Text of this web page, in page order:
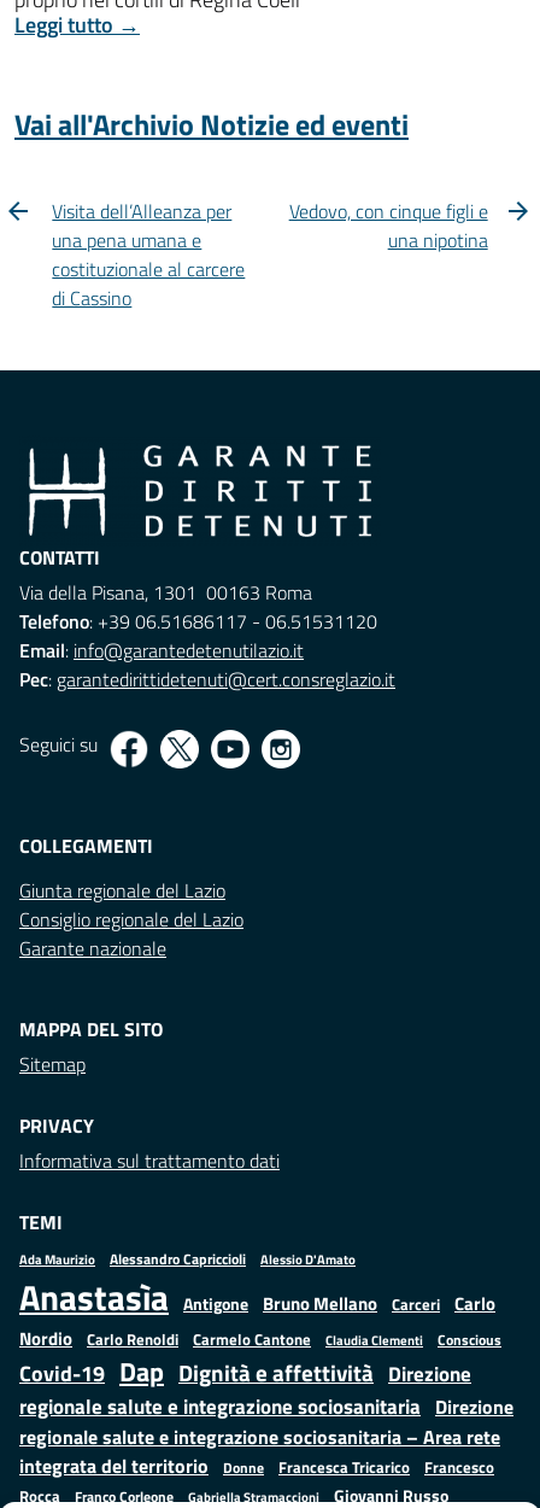
Leggi tutto →
Vai all'Archivio Notizie ed eventi
Visita dell’Alleanza per
una pena umana e
costituzionale al carcere
di Cassino
Vedovo, con cinque figli e
una nipotina
CONTATTI
Via della Pisana, 1301 00163 Roma
Telefono: +39 06.51686117 - 06.51531120
Email: info@garantedetenutilazio.it
Pec: garantedirittidetenuti@cert.consreglazio.it
Seguici su
COLLEGAMENTI
Giunta regionale del Lazio
Consiglio regionale del Lazio
Garante nazionale
MAPPA DEL SITO
Sitemap
PRIVACY
Informativa sul trattamento dati
TEMI
Ada Maurizio Alessandro Capriccioli Alessio D'Amato
Anastasìa Antigone Bruno Mellano Carceri
Carlo
Nordio Carlo Renoldi Carmelo Cantone Claudia Clementi Conscious
Covid-19 Dap Dignità e affettività Direzione
regionale salute e integrazione sociosanitaria Direzione
regionale salute e integrazione sociosanitaria – Area rete
integrata del territorio
Donne Francesca Tricarico
Francesco
Rocca
Franco Corleone Gabriella Stramaccioni Giovanni Russo